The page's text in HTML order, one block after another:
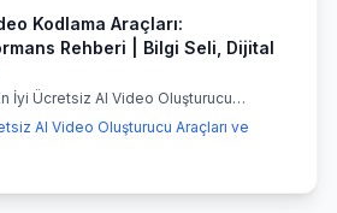
Kodlama Araçları:
Rehberi | Bilgi Seli, Dijital
İyi Ücretsiz AI Video Oluşturucu…
AI Video Oluşturucu Araçları ve